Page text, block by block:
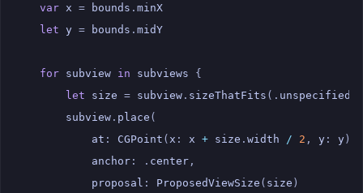
var x = bounds . minX
let y = bounds . midY
for subview in subviews
{
let
size = subview . sizeThatFits (. unspecified
subview . place (
at : CGPoint ( x : x + size . width / 2 , y : y ),
anchor : . center ,
proposal : ProposedViewSize ( size )